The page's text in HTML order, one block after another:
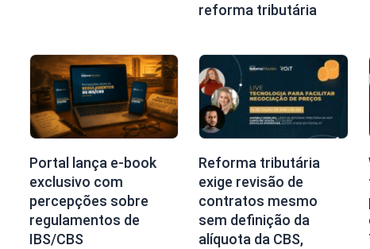
reforma tributária
Portal lança e-book
exclusivo com
percepções sobre
regulamentos de
IBS/CBS
Reforma tributária
exige revisão de
contratos mesmo
sem definição da
alíquota da CBS,